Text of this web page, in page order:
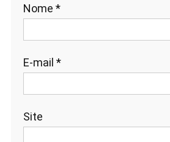
Nome *
E-mail *
Site